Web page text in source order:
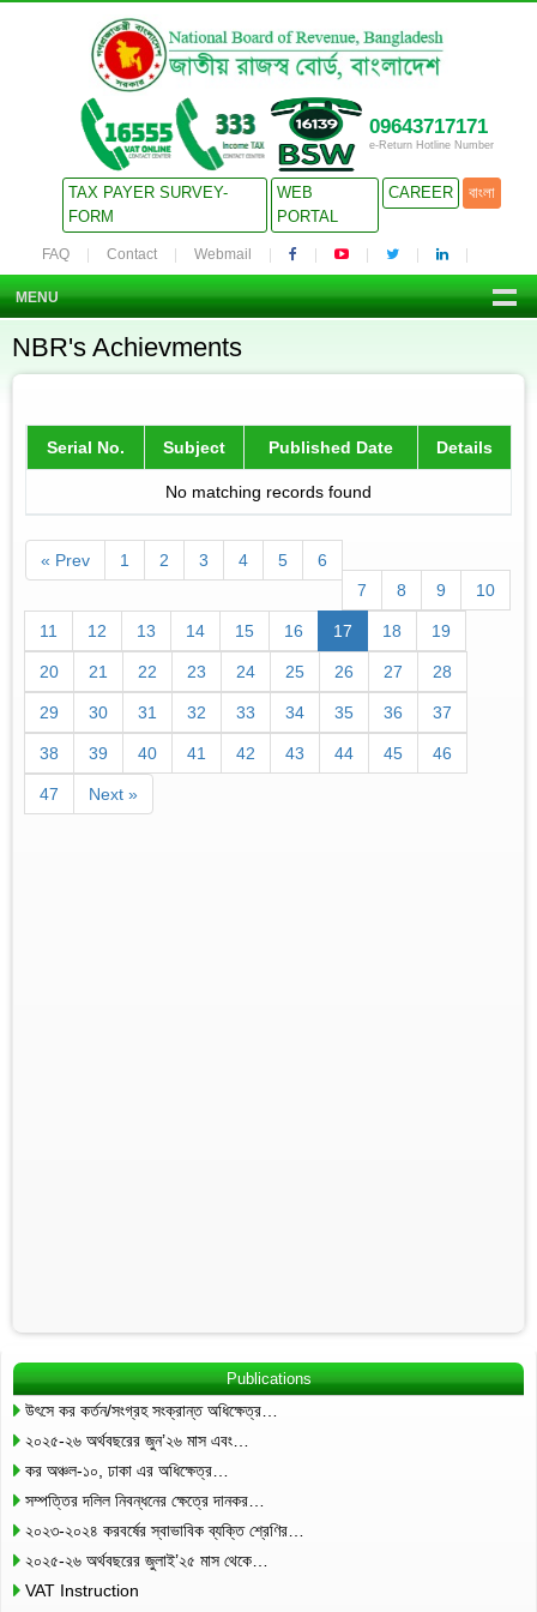
09643717171
e-Return Hotline Number
TAX PAYER SURVEY-
FORM
WEB
PORTAL
CAREER বাংলা
FAQ Contact Webmail
MENU
NBR's Achievments
Serial No. Subject Published Date Details
No matching records found
« Prev 1 2 3 4 5
6
7
8 9 10
11 12 13 14 15 16 17 18 19
20 21 22 23 24 25 26 27 28
29 30 31 32 33 34 35 36 37
38 39 40 41 42 43 44 45 46
47 Next »
Publications
উৎসে কর কর্তন/সংগ্রহ সংক্রান্ত অধিক্ষেত্র…
২০২৫-২৬ অর্থবছরের জুন’২৬ মাস এবং…
কর অঞ্চল-১০, ঢাকা এর অধিক্ষেত্র…
সম্পত্তির দলিল নিবন্ধনের ক্ষেত্রে দানকর…
২০২৩-২০২৪ করবর্ষের স্বাভাবিক ব্যক্তি শ্রেণির…
২০২৫-২৬ অর্থবছরের জুলাই’২৫ মাস থেকে…
VAT Instruction